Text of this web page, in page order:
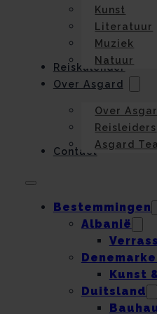
Kunst
Literatuur
Muziek
Natuur
Reiskalender
Over Asgard
Over
Reisleiders
Asgard
Contact
Bestemmingen
Albanië
Kunst
Duitsland